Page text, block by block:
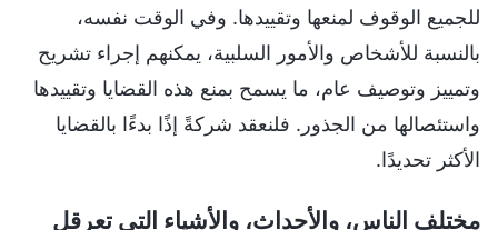
للجميع الوقوف لمنعها وتقييدها. وفي الوقت نفسه،
بالنسبة للأشخاص والأمور السلبية، يمكنهم إجراء تشريح
وتمييز وتوصيف عام، ما يسمح بمنع هذه القضايا وتقييدها
واستئصالها من الجذور. فلنعقد شركةً إذًا بدءًا بالقضايا
الأكثر تحديدًا.
مختلف الناس، والأحداث، والأشياء التي تعرقل